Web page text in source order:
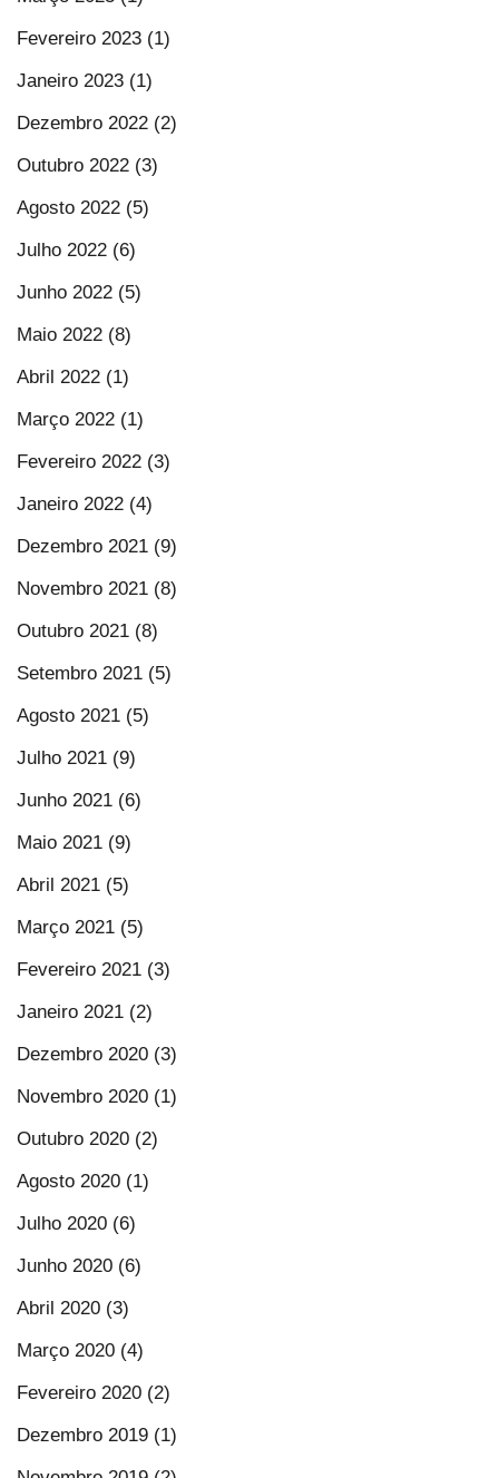
Fevereiro 2023 (1)
Janeiro 2023 (1)
Dezembro 2022 (2)
Outubro 2022 (3)
Agosto 2022 (5)
Julho 2022 (6)
Junho 2022 (5)
Maio 2022 (8)
Abril 2022 (1)
Março 2022 (1)
Fevereiro 2022 (3)
Janeiro 2022 (4)
Dezembro 2021 (9)
Novembro 2021 (8)
Outubro 2021 (8)
Setembro 2021 (5)
Agosto 2021 (5)
Julho 2021 (9)
Junho 2021 (6)
Maio 2021 (9)
Abril 2021 (5)
Março 2021 (5)
Fevereiro 2021 (3)
Janeiro 2021 (2)
Dezembro 2020 (3)
Novembro 2020 (1)
Outubro 2020 (2)
Agosto 2020 (1)
Julho 2020 (6)
Junho 2020 (6)
Abril 2020 (3)
Março 2020 (4)
Fevereiro 2020 (2)
Dezembro 2019 (1)